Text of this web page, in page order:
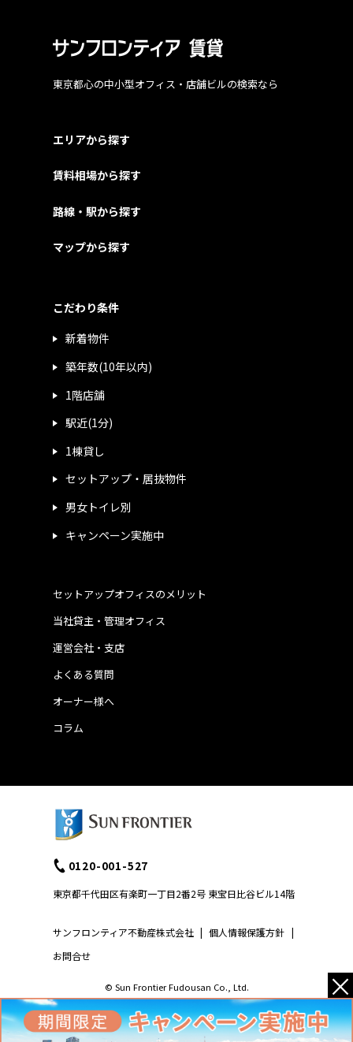
東京都心の中小型オフィス・店舗ビルの検索なら
エリアから探す
賃料相場から探す
路線・駅から探す
マップから探す
こだわり条件
新着物件
築年数(10年以内)
1階店舗
駅近(1分)
1棟貸し
セットアップ・居抜物件
男女トイレ別
キャンペーン実施中
運営会社・支店
よくある質問
当社貸主・管理オフィス
オーナー様へ
コラム
セットアップオフィスのメリット
サンフロンティア不動産株式会社 | 個人情報保護方針 |
お問合せ
0120-001-527
東京都千代田区有楽町一丁目2番2号 東宝日比谷ビル14階
© Sun Frontier Fudousan Co., Ltd. ×